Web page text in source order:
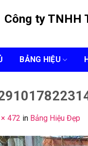
Công ty TNHH
BẢNG HIỆU
472 in Bảng Hiệu Đẹp